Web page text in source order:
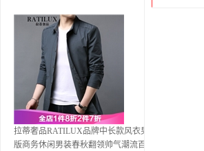
拉蒂奢品RATILUX品牌中长款风衣男韩
版商务休闲男装春秋翻领帅气潮流百搭